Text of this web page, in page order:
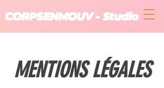
CORPSENMOUV - Studio
MENTIONS LÉGALES